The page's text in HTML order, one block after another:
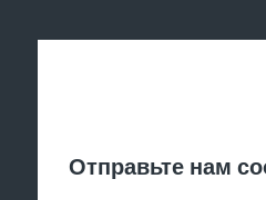
Отправьте нам